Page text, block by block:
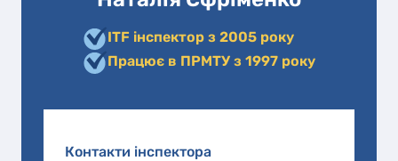
ITF інспектор з 2005 року
Працює в ПРМТУ з 1997 року
Контакти інспектора